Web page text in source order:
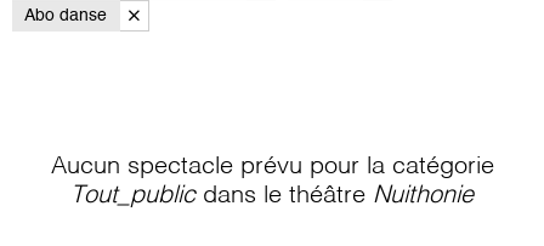
Abo danse
Aucun spectacle prévu pour la catégorie
Tout_publicdans le théâtre Nuithonie